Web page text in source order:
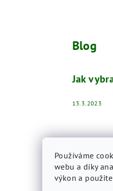
Používáme
webu a díky
výkon a
Blog
Jak
13.3.2023